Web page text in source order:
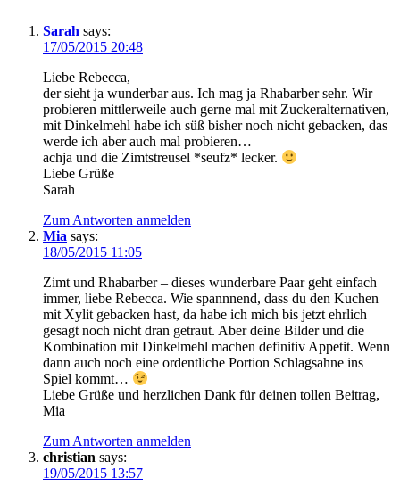
Sarah says:
17/05/2015 20:48
Liebe Rebecca,
der sieht ja wunderbar aus. Ich mag ja Rhabarber sehr. Wir
probieren mittlerweile auch gerne mal mit Zuckeralternativen,
mit Dinkelmehl habe ich süß bisher noch nicht gebacken, das
werde ich aber auch mal probieren…
achja und die Zimtstreusel *seufz* lecker.
Liebe Grüße
Sarah
Zum Antworten anmelden
Mia says:
18/05/2015 11:05
Zimt und Rhabarber – dieses wunderbare Paar geht einfach
immer, liebe Rebecca. Wie spannnend, dass du den Kuchen
mit Xylit gebacken hast, da habe ich mich bis jetzt ehrlich
gesagt noch nicht dran getraut. Aber deine Bilder und die
Kombination mit Dinkelmehl machen definitiv Appetit. Wenn
dann auch noch eine ordentliche Portion Schlagsahne ins
Spiel kommt…
Liebe Grüße und herzlichen Dank für deinen tollen Beitrag,
Mia
Zum Antworten anmelden
christian says:
19/05/2015 13:57